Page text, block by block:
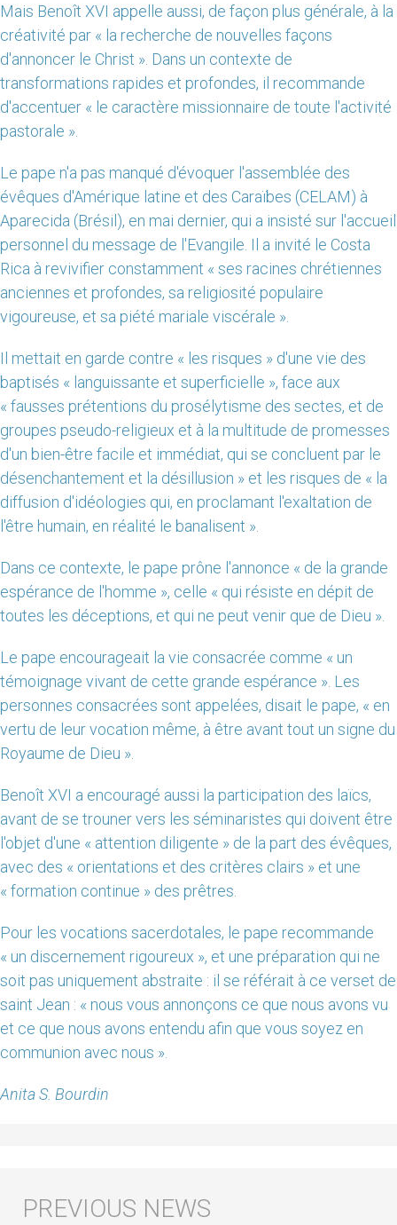
Mais Benoît XVI appelle aussi, de façon plus générale, à la
créativité par « la recherche de nouvelles façons
d'annoncer le Christ ». Dans un contexte de
transformations rapides et profondes, il recommande
d'accentuer « le caractère missionnaire de toute l'activité
pastorale ».
Le pape n'a pas manqué d'évoquer l'assemblée des
évêques d'Amérique latine et des Caraïbes (CELAM) à
Aparecida (Brésil), en mai dernier, qui a insisté sur l'accueil
personnel du message de l'Evangile. Il a invité le Costa
Rica à revivifier constamment « ses racines chrétiennes
anciennes et profondes, sa religiosité populaire
vigoureuse, et sa piété mariale viscérale ».
Il mettait en garde contre « les risques » d'une vie des
baptisés « languissante et superficielle », face aux
« fausses prétentions du prosélytisme des sectes, et de
groupes pseudo-religieux et à la multitude de promesses
d'un bien-être facile et immédiat, qui se concluent par le
désenchantement et la désillusion » et les risques de « la
diffusion d'idéologies qui, en proclamant l'exaltation de
l'être humain, en réalité le banalisent ».
Dans ce contexte, le pape prône l'annonce « de la grande
espérance de l'homme », celle « qui résiste en dépit de
toutes les déceptions, et qui ne peut venir que de Dieu ».
Le pape encourageait la vie consacrée comme « un
témoignage vivant de cette grande espérance ». Les
personnes consacrées sont appelées, disait le pape, « en
vertu de leur vocation même, à être avant tout un signe du
Royaume de Dieu ».
Benoît XVI a encouragé aussi la participation des laïcs,
avant de se trouner vers les séminaristes qui doivent être
l'objet d'une « attention diligente » de la part des évêques,
avec des « orientations et des critères clairs » et une
« formation continue » des prêtres.
Pour les vocations sacerdotales, le pape recommande
« un discernement rigoureux », et une préparation qui ne
soit pas uniquement abstraite : il se référait à ce verset de
saint Jean : « nous vous annonçons ce que nous avons vu
et ce que nous avons entendu afin que vous soyez en
communion avec nous ».
Anita S. Bourdin